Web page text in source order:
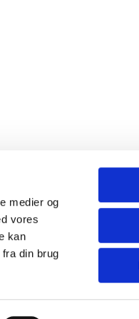
medier og
vores
kan
din brug